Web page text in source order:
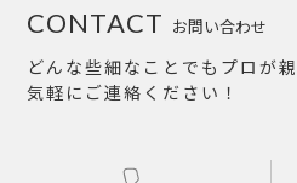
お問い合わせ
CONTACT
どんな些細なことでもプロが
気軽にご連絡ください！